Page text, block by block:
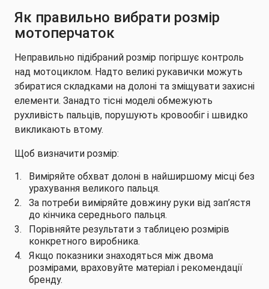
Як правильно вибрати розмір
мотоперчаток
Неправильно підібраний розмір погіршує контроль
над мотоциклом. Надто великі рукавички можуть
збиратися складками на долоні та зміщувати захисні
елементи. Занадто тісні моделі обмежують
рухливість пальців, порушують кровообіг і швидко
викликають втому.
Щоб визначити розмір:
Виміряйте обхват долоні в найширшому місці без
урахування великого пальця.
За потреби виміряйте довжину руки від зап’ястя
до кінчика середнього пальця.
Порівняйте результати з таблицею розмірів
конкретного виробника.
Якщо показники знаходяться між двома
розмірами, враховуйте матеріал і рекомендації
бренду.